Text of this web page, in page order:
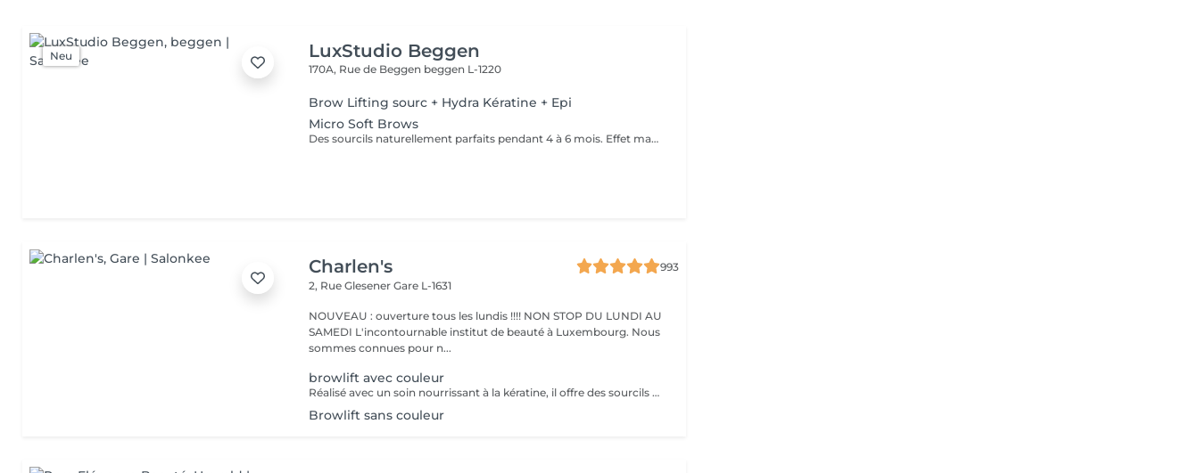
Neu LuxStudio Beggen
170A, Rue de Beggen beggen L-1220
Brow Lifting sourc + Hydra Kératine + Epi
Micro Soft Brows
Des sourcils naturellement parfaits pendant 4 à 6 mois. Effet maquillé léger et élégant, sans engagement lourd. Idéal pour sublimer le regard en toute simplicité.
Charlen's
993
2, Rue GlesenerGare L-1631
NOUVEAU : ouverture tous les lundis !!!! NON STOP DU LUNDI AU
SAMEDI L'incontournable institut de beauté à Luxembourg. Nous
sommes connues pour n...
browlift avec couleur
Réalisé avec un soin nourrissant à la kératine, il offre des sourcils naturels et harmonieux jusqu'à 6 à 8 semaines
Browlift sans couleur